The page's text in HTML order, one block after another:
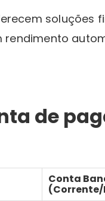
soluções
de
Conta